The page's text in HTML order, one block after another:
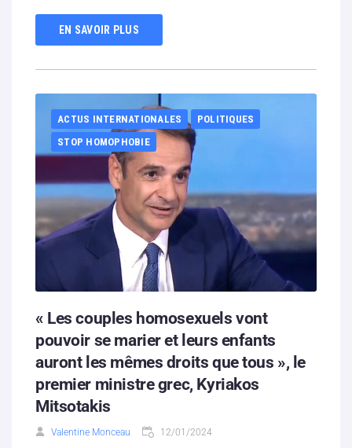
EN SAVOIR PLUS
ACTUS INTERNATIONALES
POLITIQUES
STOP HOMOPHOBIE
« Les couples homosexuels vont
pouvoir se marier et leurs enfants
auront les mêmes droits que tous », le
premier ministre grec, Kyriakos
Mitsotakis
Valentine Monceau 12/01/2024